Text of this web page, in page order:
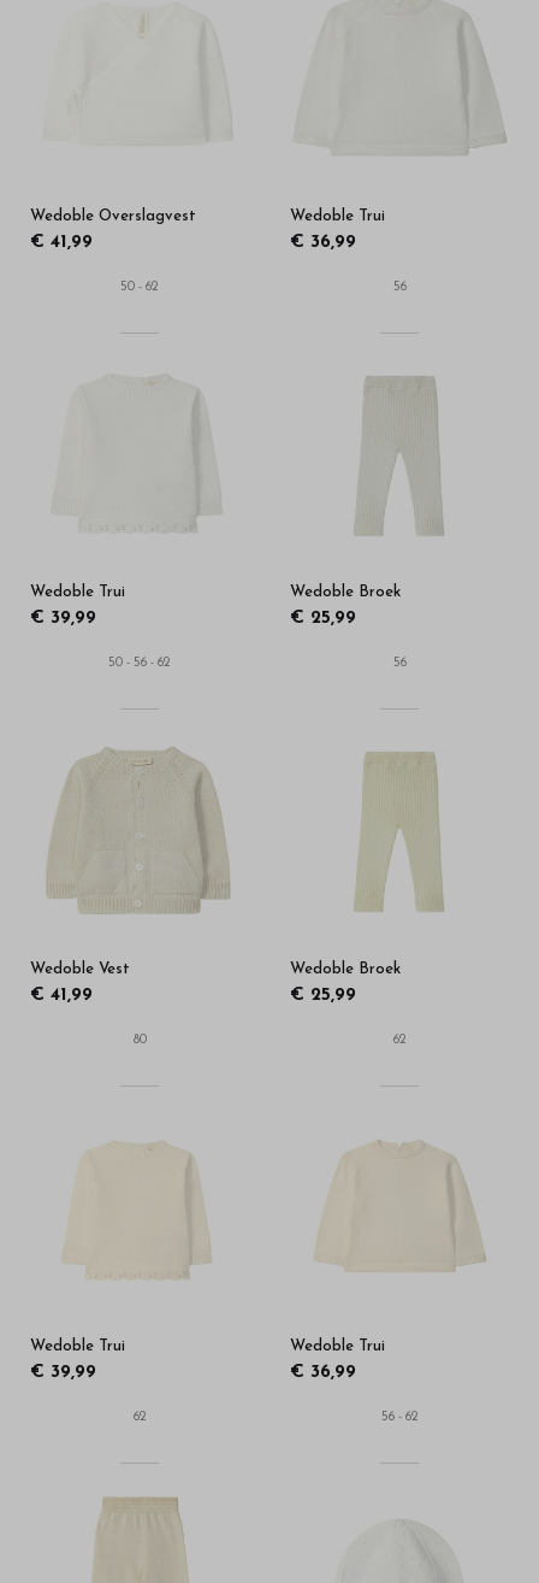
Wedoble Overslagvest
€ 41,99
50 - 62
Wedoble Trui
€ 36,99
56
Wedoble Trui
€ 39,99
50 - 56 - 62
Wedoble Broek
€ 25,99
56
Wedoble Vest
€ 41,99
80
Wedoble Broek
€ 25,99
62
Wedoble Trui
€ 39,99
62
Wedoble Trui
€ 36,99
56 - 62